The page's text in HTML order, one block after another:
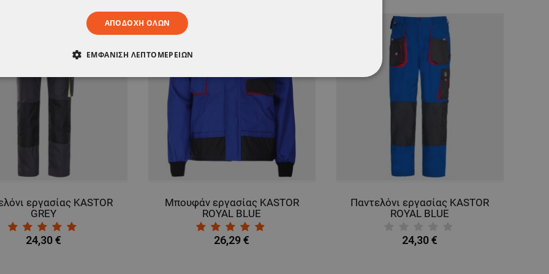
εργασίας KASTOR
GREY
24,30 €
Μπουφάν εργασίας KASTOR
ROYAL BLUE
26,29 €
Παντελόνι εργασίας KASTOR
ROYAL BLUE
24,30 €
ΑΠΟΔΟΧΉ ΌΛΩΝ
ΕΜΦΆΝΙΣΗ ΛΕΠΤΟΜΕΡΕΙΏΝ
ΑΠΌΔΟΣΗΣ ΣΤΌΧΕΥΣΗΣ ΛΕΙΤΟΥΡΓΙΚΌΤΗΤΑΣ